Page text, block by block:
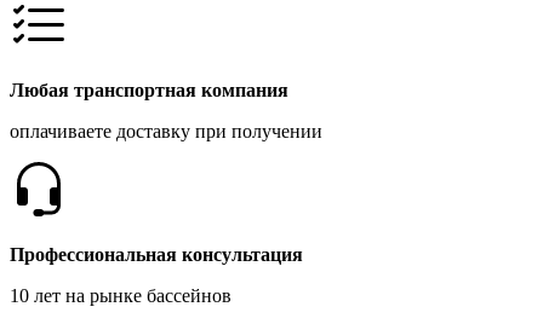
Любая транспортная компания
оплачиваете доставку при получении
Профессиональная консультация
10 лет на рынке бассейнов